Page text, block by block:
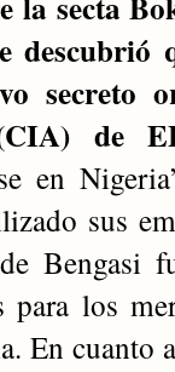
descubrió
secreto
de
en
sus
Bengasi
para los
En cuanto